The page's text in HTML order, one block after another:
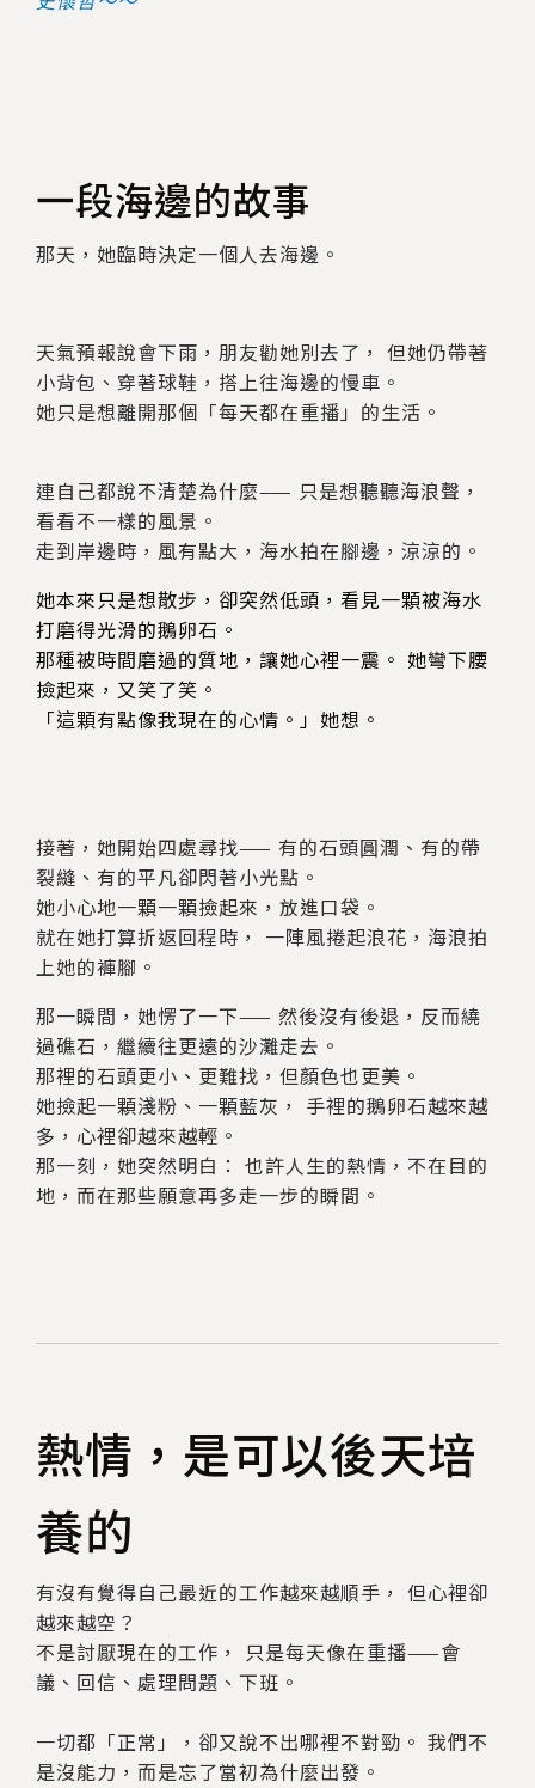
一段海邊的故事
那天，她臨時決定一個人去海邊。
天氣預報說會下雨，朋友勸她別去了， 但她仍帶著
小背包、穿著球鞋，搭上往海邊的慢車。
她只是想離開那個「每天都在重播」的生活。
連自己都說不清楚為什麼—— 只是想聽聽海浪聲，
看看不一樣的風景。
走到岸邊時，風有點大，海水拍在腳邊，涼涼的。
她本來只是想散步，卻突然低頭，看見一顆被海水
打磨得光滑的鵝卵石。
那種被時間磨過的質地，讓她心裡一震。 她彎下腰
撿起來，又笑了笑。
「這顆有點像我現在的心情。」她想。
接著，她開始四處尋找—— 有的石頭圓潤、有的帶
裂縫、有的平凡卻閃著小光點。
她小心地一顆一顆撿起來，放進口袋。
就在她打算折返回程時， 一陣風捲起浪花，海浪拍
上她的褲腳。
那一瞬間，她愣了一下—— 然後沒有後退，反而繞
過礁石，繼續往更遠的沙灘走去。
那裡的石頭更小、更難找，但顏色也更美。
她撿起一顆淺粉、一顆藍灰， 手裡的鵝卵石越來越
多，心裡卻越來越輕。
那一刻，她突然明白： 也許人生的熱情，不在目的
地，而在那些願意再多走一步的瞬間。
熱情，是可以後天培
養的
有沒有覺得自己最近的工作越來越順手， 但心裡卻
越來越空？
不是討厭現在的工作， 只是每天像在重播——會
議、回信、處理問題、下班。
一切都「正常」，卻又說不出哪裡不對勁。 我們不
是沒能力，而是忘了當初為什麼出發。